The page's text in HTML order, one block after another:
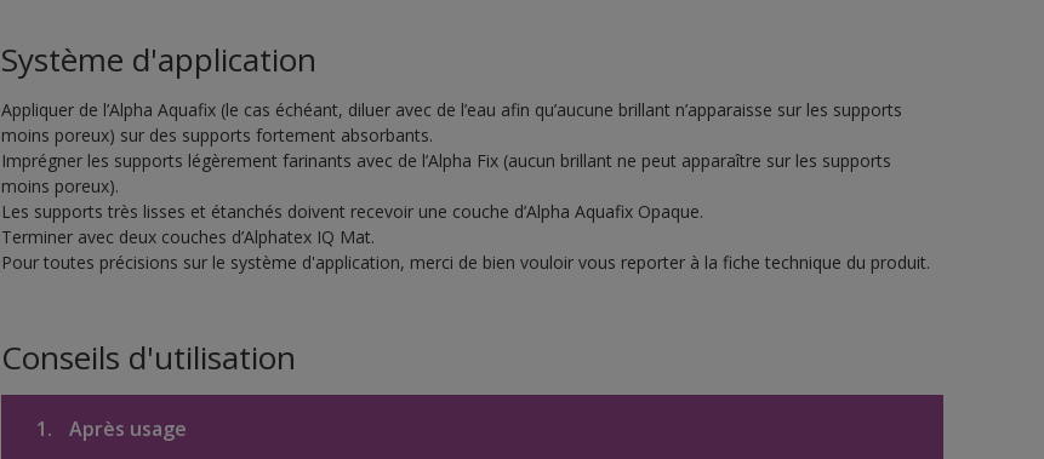
Système d'application
Appliquer de l’Alpha Aquafix (le cas échéant, diluer avec de l’eau afin qu’aucune brillant n’apparaisse sur les supports
moins poreux) sur des supports fortement absorbants.
Imprégner les supports légèrement farinants avec de l’Alpha Fix (aucun brillant ne peut apparaître sur les supports
moins poreux).
Les supports très lisses et étanchés doivent recevoir une couche d’Alpha Aquafix Opaque.
Terminer avec deux couches d’Alphatex IQ Mat.
Pour toutes précisions sur le système d'application, merci de bien vouloir vous reporter à la fiche technique du produit.
Conseils d'utilisation
1. Après usage